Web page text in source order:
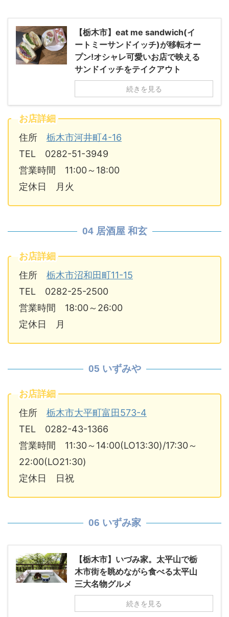
【栃木市】eat me sandwich(イ
ートミーサンドイッチ)が移転オー
プン!オシャレ可愛いお店で映える
サンドイッチをテイクアウト
続きを見る
お店詳細
住所 栃木市河井町4-16
TEL 0282-51-3949
営業時間 11:00～18:00
定休日 月火
04 居酒屋 和玄
お店詳細
住所 栃木市沼和田町11-15
TEL 0282-25-2500
営業時間 18:00～26:00
定休日 月
05 いずみや
お店詳細
住所 栃木市大平町富田573-4
TEL 0282-43-1366
営業時間 11:30～14:00(LO13:30)/17:30～
22:00(LO21:30)
定休日 日祝
06 いずみ家
【栃木市】いづみ家。太平山で栃
木市街を眺めながら食べる太平山
三大名物グルメ
続きを見る